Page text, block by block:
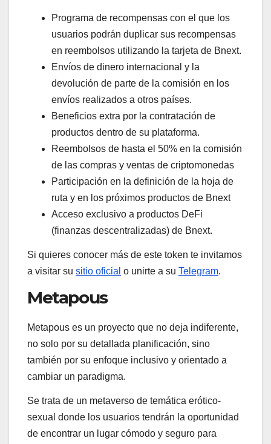
Programa de recompensas con el que los
usuarios podrán duplicar sus recompensas
en reembolsos utilizando la tarjeta de Bnext.
Envíos de dinero internacional y la
devolución de parte de la comisión en los
envíos realizados a otros países.
Beneficios extra por la contratación de
productos dentro de su plataforma.
Reembolsos de hasta el 50% en la comisión
de las compras y ventas de criptomonedas
Participación en la definición de la hoja de
ruta y en los próximos productos de Bnext
Acceso exclusivo a productos DeFi
(finanzas descentralizadas) de Bnext.
Si quieres conocer más de este token te invitamos
a visitar su sitio oficial o unirte a su Telegram.
Metapous
Metapous es un proyecto que no deja indiferente,
no solo por su detallada planificación, sino
también por su enfoque inclusivo y orientado a
cambiar un paradigma.
Se trata de un metaverso de temática erótico-
sexual donde los usuarios tendrán la oportunidad
de encontrar un lugar cómodo y seguro para